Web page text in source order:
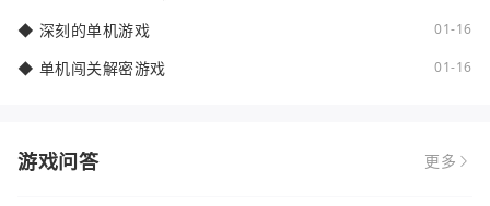
◆ 深刻的单机游戏 01-16
◆ 单机闯关解密游戏 01-16
游戏问答 更多